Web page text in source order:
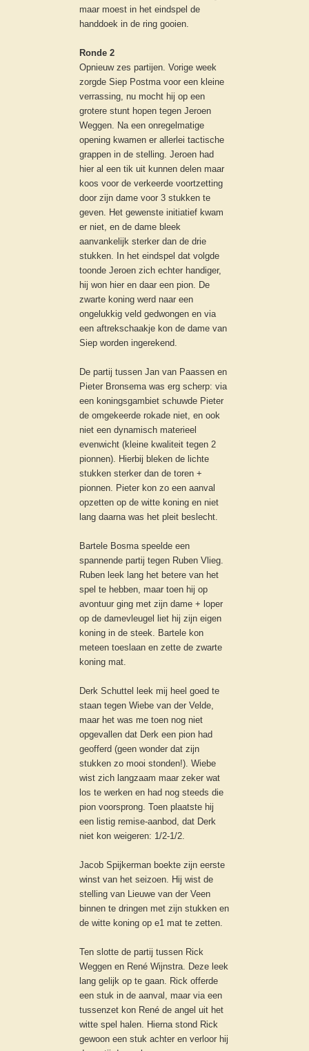
maar moest in het eindspel de
handdoek in de ring gooien.
Ronde 2
Opnieuw zes partijen. Vorige week
zorgde Siep Postma voor een kleine
verrassing, nu mocht hij op een
grotere stunt hopen tegen Jeroen
Weggen. Na een onregelmatige
opening kwamen er allerlei tactische
grappen in de stelling. Jeroen had
hier al een tik uit kunnen delen maar
koos voor de verkeerde voortzetting
door zijn dame voor 3 stukken te
geven. Het gewenste initiatief kwam
er niet, en de dame bleek
aanvankelijk sterker dan de drie
stukken. In het eindspel dat volgde
toonde Jeroen zich echter handiger,
hij won hier en daar een pion. De
zwarte koning werd naar een
ongelukkig veld gedwongen en via
een aftrekschaakje kon de dame van
Siep worden ingerekend.
De partij tussen Jan van Paassen en
Pieter Bronsema was erg scherp: via
een koningsgambiet schuwde Pieter
de omgekeerde rokade niet, en ook
niet een dynamisch materieel
evenwicht (kleine kwaliteit tegen 2
pionnen). Hierbij bleken de lichte
stukken sterker dan de toren +
pionnen. Pieter kon zo een aanval
opzetten op de witte koning en niet
lang daarna was het pleit beslecht.
Bartele Bosma speelde een
spannende partij tegen Ruben Vlieg.
Ruben leek lang het betere van het
spel te hebben, maar toen hij op
avontuur ging met zijn dame + loper
op de damevleugel liet hij zijn eigen
koning in de steek. Bartele kon
meteen toeslaan en zette de zwarte
koning mat.
Derk Schuttel leek mij heel goed te
staan tegen Wiebe van der Velde,
maar het was me toen nog niet
opgevallen dat Derk een pion had
geofferd (geen wonder dat zijn
stukken zo mooi stonden!). Wiebe
wist zich langzaam maar zeker wat
los te werken en had nog steeds die
pion voorsprong. Toen plaatste hij
een listig remise-aanbod, dat Derk
niet kon weigeren: 1/2-1/2.
Jacob Spijkerman boekte zijn eerste
winst van het seizoen. Hij wist de
stelling van Lieuwe van der Veen
binnen te dringen met zijn stukken en
de witte koning op e1 mat te zetten.
Ten slotte de partij tussen Rick
Weggen en René Wijnstra. Deze leek
lang gelijk op te gaan. Rick offerde
een stuk in de aanval, maar via een
tussenzet kon René de angel uit het
witte spel halen. Hierna stond Rick
gewoon een stuk achter en verloor hij